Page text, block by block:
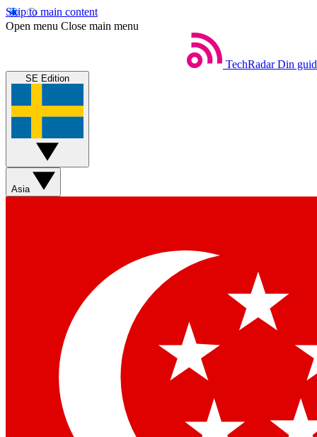
Skip to main content
Open menu Close main menu
TechRadar Din
SE Edition
Asia